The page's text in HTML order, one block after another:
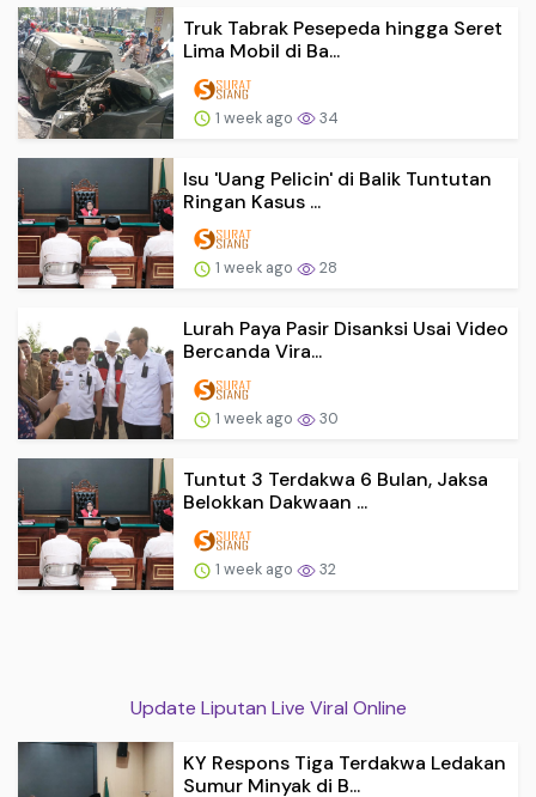
Truk Tabrak Pesepeda hingga Seret
Lima Mobil di Ba...
1 week ago 34
Isu 'Uang Pelicin' di Balik Tuntutan
Ringan Kasus ...
1 week ago 28
Lurah Paya Pasir Disanksi Usai Video
Bercanda Vira...
1 week ago 30
Tuntut 3 Terdakwa 6 Bulan, Jaksa
Belokkan Dakwaan ...
1 week ago 32
Update Liputan Live Viral Online
KY Respons Tiga Terdakwa Ledakan
Sumur Minyak di B...